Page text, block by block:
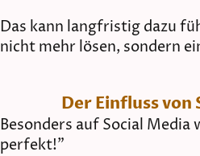
Das kann langfristig dazu
nicht mehr lösen, sondern
Der Einfluss
Besonders auf Social
perfekt!"